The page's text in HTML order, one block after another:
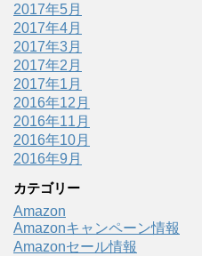
2017年5月
2017年4月
2017年3月
2017年2月
2017年1月
2016年12月
2016年11月
2016年10月
2016年9月
カテゴリー
Amazon
Amazonキャンペーン情報
Amazonセール情報